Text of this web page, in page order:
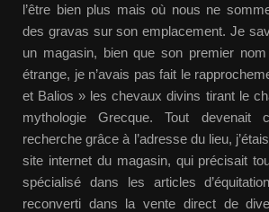
l’être bien plus mais où nous ne
des gravas sur son emplacement. Je
un magasin, bien que son premier
étrange, je n’avais pas fait le
et Balios » les chevaux divins tirant le
mythologie Grecque. Tout devenait
recherche grâce à l’adresse du lieu,
site internet du magasin, qui précisait
spécialisé dans les articles
reconverti dans la vente direct de